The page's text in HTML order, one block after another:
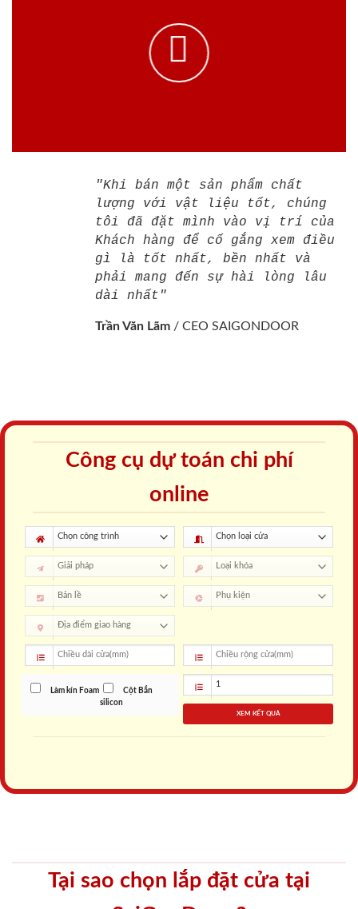
"Khi bán một sản phẩm chất
lượng với vật liệu tốt, chúng
tôi đã đặt mình vào vị trí của
Khách hàng để cố gắng xem điều
gì là tốt nhất, bền nhất và
phải mang đến sự hài lòng lâu
dài nhất"
Trần Văn Lãm / CEO SAIGONDOOR
Công cụ dự toán chi phí
online
Làm kín Foam
Cột Bắn
silicon
XEM KẾT QUẢ
Tại sao chọn lắp đặt cửa tại